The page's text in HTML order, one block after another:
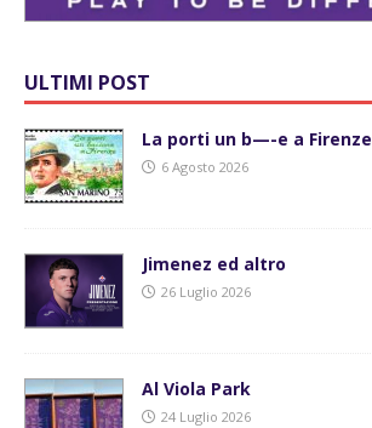
ULTIMI POST
La porti un b—-e a Firenze
6 Agosto 2026
Jimenez ed altro
26 Luglio 2026
Al Viola Park
24 Luglio 2026